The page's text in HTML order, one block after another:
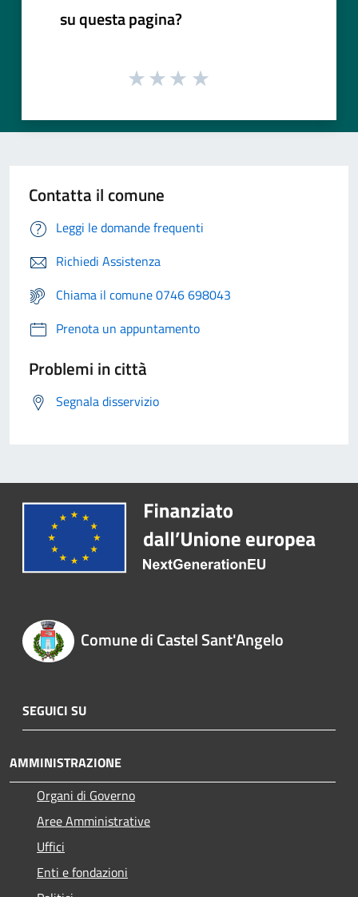
su questa pagina?
Contatta il comune
Leggi le domande frequenti
Richiedi Assistenza
Chiama il comune 0746 698043
Prenota un appuntamento
Problemi in città
Segnala disservizio
Comune di Castel Sant'Angelo
SEGUICI SU
AMMINISTRAZIONE
Organi di Governo
Aree Amministrative
Uffici
Enti e fondazioni